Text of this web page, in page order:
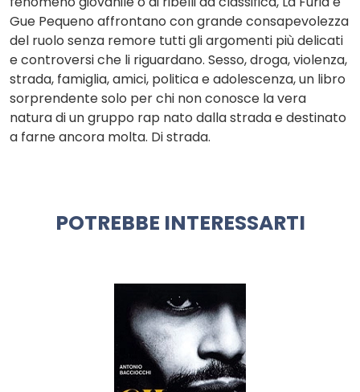
Gue Pequeno affrontano con grande consapevolezza
del ruolo senza remore tutti gli argomenti più delicati
e controversi che li riguardano. Sesso, droga, violenza,
strada, famiglia, amici, politica e adolescenza, un libro
sorprendente solo per chi non conosce la vera
natura di un gruppo rap nato dalla strada e destinato
a farne ancora molta. Di strada.
POTREBBE INTERESSARTI